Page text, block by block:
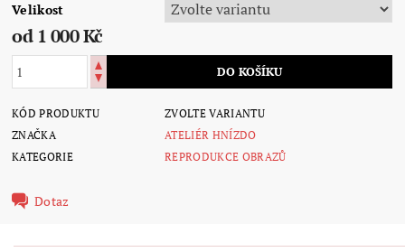
Velikost
od 1 000 Kč
KÓD PRODUKTU
ZVOLTE VARIANTU
ZNAČKA
ATELIÉR HNÍZDO
KATEGORIE
REPRODUKCE OBRAZŮ
Dotaz